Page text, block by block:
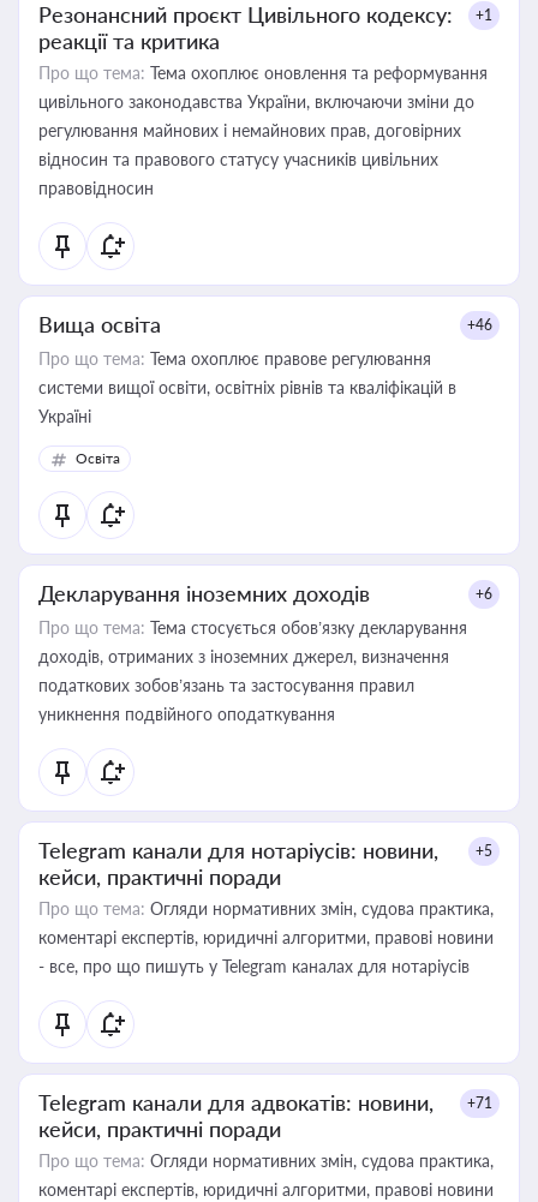
Резонансний проєкт Цивільного кодексу:
реакції та критика
+1
Про що тема: Тема охоплює оновлення та реформування
цивільного законодавства України, включаючи зміни до
регулювання майнових і немайнових прав, договірних
відносин та правового статусу учасників цивільних
правовідносин
Вища освіта +46
Про що тема: Тема охоплює правове регулювання
системи вищої освіти, освітніх рівнів та кваліфікацій в
Україні
Освіта
Декларування іноземних доходів +6
Про що тема: Тема стосується обов’язку декларування
доходів, отриманих з іноземних джерел, визначення
податкових зобов’язань та застосування правил
уникнення подвійного оподаткування
Telegram канали для нотаріусів: новини,
кейси, практичні поради
+5
Про що тема: Огляди нормативних змін, судова практика,
коментарі експертів, юридичні алгоритми, правові новини
- все, про що пишуть у Telegram каналах для нотаріусів
Telegram канали для адвокатів: новини,
кейси, практичні поради
+71
Про що тема: Огляди нормативних змін, судова практика,
коментарі експертів, юридичні алгоритми, правові новини